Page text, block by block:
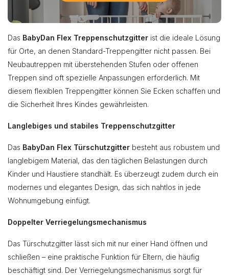
Das BabyDan Flex Treppenschutzgitter ist die ideale Lösung
für Orte, an denen Standard-Treppengitter nicht passen. Bei
Neubautreppen mit überstehenden Stufen oder offenen
Treppen sind oft spezielle Anpassungen erforderlich. Mit
diesem flexiblen Treppengitter können Sie Ecken schaffen und
die Sicherheit Ihres Kindes gewährleisten.
Langlebiges und stabiles Treppenschutzgitter
Das BabyDan Flex Türschutzgitter besteht aus robustem und
langlebigem Material, das den täglichen Belastungen durch
Kinder und Haustiere standhält. Es überzeugt zudem durch ein
modernes und elegantes Design, das sich nahtlos in jede
Wohnumgebung einfügt.
Doppelter Verriegelungsmechanismus
Das Türschutzgitter lässt sich mit nur einer Hand öffnen und
schließen – eine praktische Funktion für Eltern, die häufig
beschäftigt sind. Der Verriegelungsmechanismus sorgt für